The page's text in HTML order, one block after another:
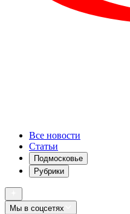
Все новости
Статьи
Подмосковье
Рубрики
Мы в соцсетях